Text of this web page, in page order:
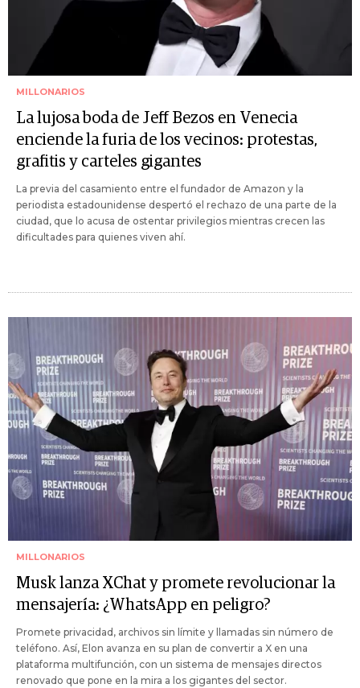
MILLONARIOS
La lujosa boda de Jeff Bezos en Venecia
enciende la furia de los vecinos: protestas,
grafitis y carteles gigantes
La previa del casamiento entre el fundador de Amazon y la
periodista estadounidense despertó el rechazo de una parte de la
ciudad, que lo acusa de ostentar privilegios mientras crecen las
dificultades para quienes viven ahí.
MILLONARIOS
Musk lanza XChat y promete revolucionar la
mensajería: ¿WhatsApp en peligro?
Promete privacidad, archivos sin límite y llamadas sin número de
teléfono. Así, Elon avanza en su plan de convertir a X en una
plataforma multifunción, con un sistema de mensajes directos
renovado que pone en la mira a los gigantes del sector.